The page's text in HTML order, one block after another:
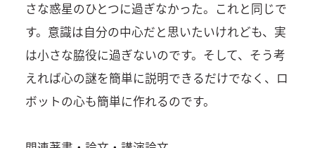
さな惑星のひとつに過ぎなかった。これと同じで
す。意識は自分の中心だと思いたいけれども、実
は小さな脇役に過ぎないのです。そして、そう考
えれば心の謎を簡単に説明できるだけでなく、ロ
ボットの心も簡単に作れるのです。